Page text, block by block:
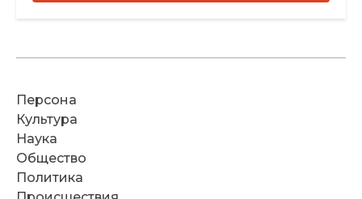
Персона
Культура
Наука
Общество
Политика